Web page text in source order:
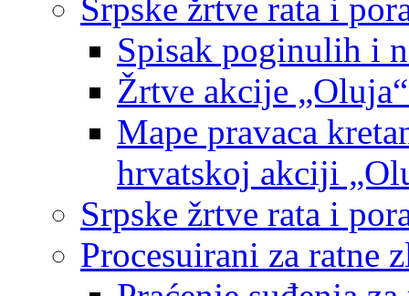
Srpske žrtve rata i
Spisak poginulih i
Žrtve akcije
Mape pravaca
hrvatskoj akciji
Srpske žrtve rata i
Procesuirani za ratne